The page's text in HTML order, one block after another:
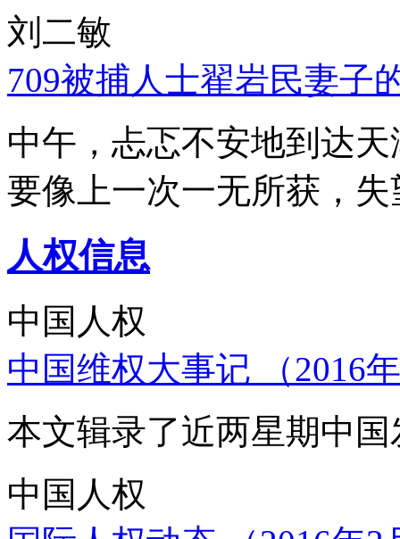
刘二敏
709被捕人士翟岩民妻子
中午，忐忑不安地到达
要像上一次一无所获，
人权信息
中国人权
中国维权大事记 （2016
本文辑录了近两星期中
中国人权